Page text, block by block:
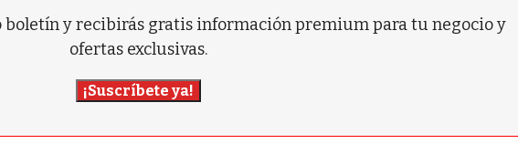
boletín y recibirás gratis información premium para tu negocio y
ofertas exclusivas.
¡Suscríbete ya!